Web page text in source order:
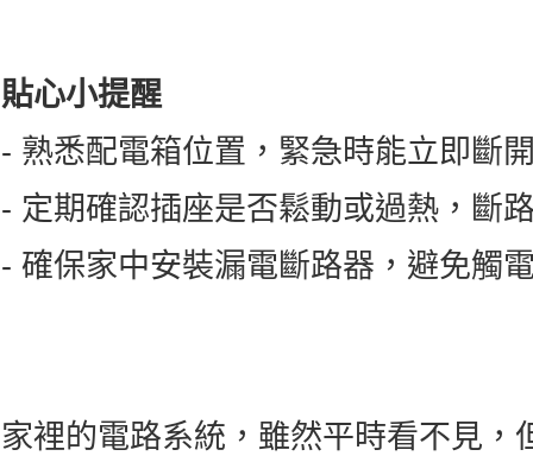
貼心小提醒
- 熟悉配電箱位置，緊急時能立即斷
- 定期確認插座是否鬆動或過熱，斷
- 確保家中安裝漏電斷路器，避免觸
家裡的電路系統，雖然平時看不見，